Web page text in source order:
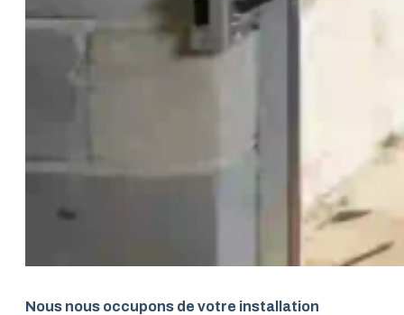
Nous nous occupons de votre installation